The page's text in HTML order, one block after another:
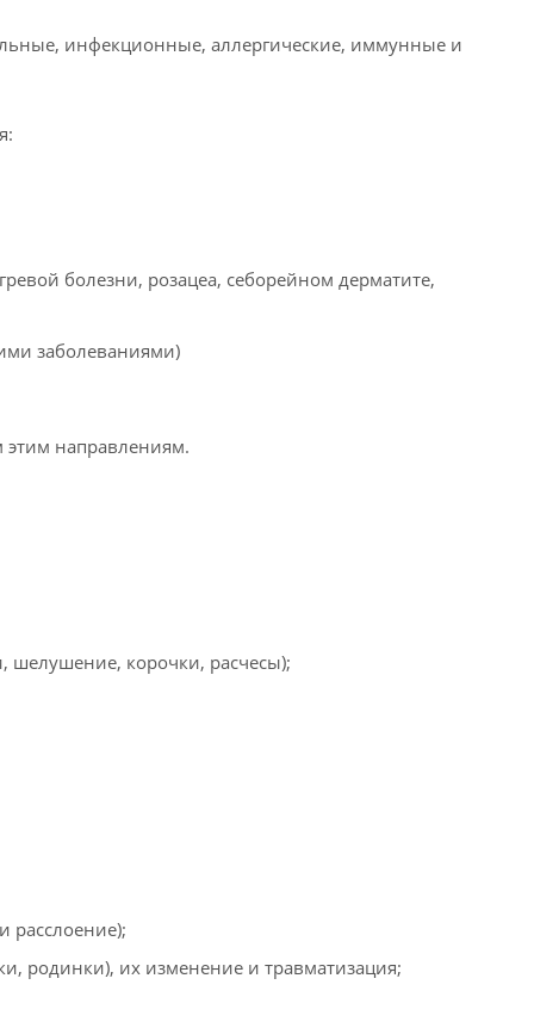
инфекционные, аллергические, иммунные и
болезни, розацеа, себорейном дерматите,
заболеваниями)
этим направлениям.
корочки, расчесы);
расслоение);
родинки), их изменение и травматизация;